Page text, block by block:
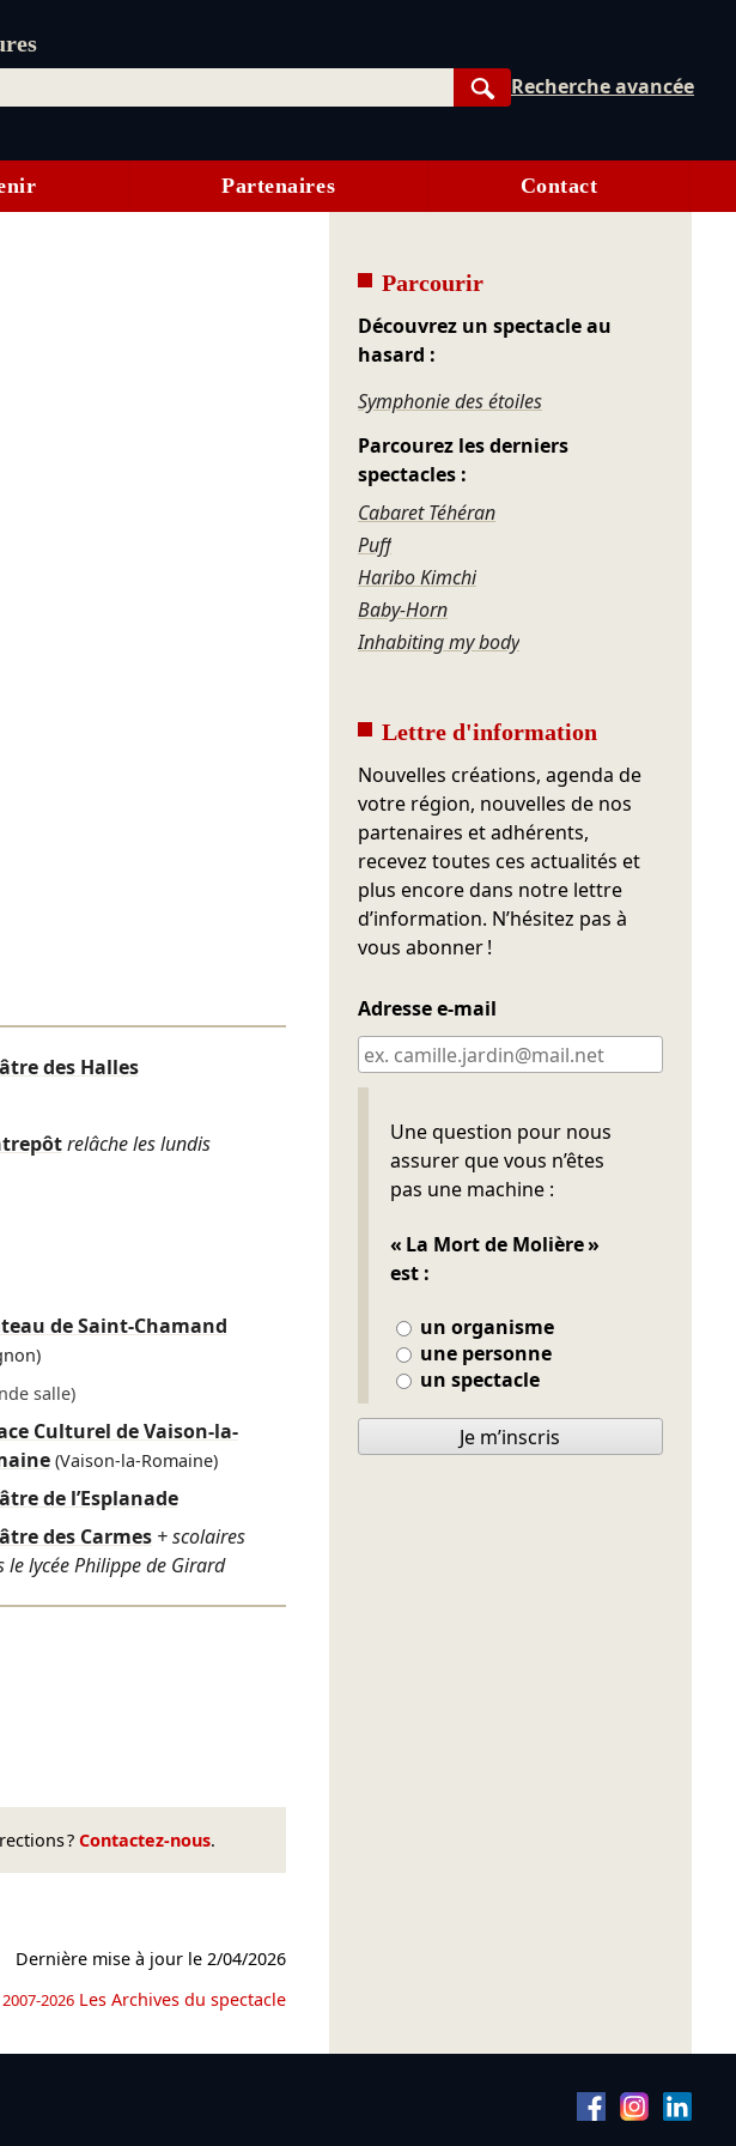
Rechercher
Recherche avancée
Partenaires Contact
des Halles
relâche les lundis
de Saint-Chamand
salle)
Culturel de Vaison-la-
(Vaison-la-Romaine)
de l’Esplanade
des Carmes + scolaires
le lycée Philippe de Girard
? Contactez-nous.
Dernière mise à jour le2/04/2026
2026 Les Archives du spectacle
Parcourir
Découvrez un spectacle au
hasard :
Symphonie des étoiles
Parcourez les derniers
spectacles :
Cabaret Téhéran
Puff
Haribo Kimchi
Baby-Horn
Inhabiting my body
Lettre d'information
Nouvelles créations, agenda de
votre région, nouvelles de nos
partenaires et adhérents,
recevez toutes ces actualités et
plus encore dans notre lettre
d’information. N’hésitez pas à
vous abonner !
Adresse e-mail
Une question pour nous
assurer que vous n’êtes
pas une machine :
« La Mort de Molière »
est :
un organisme
une personne
un spectacle
Ne pas remplir
Je m’inscris